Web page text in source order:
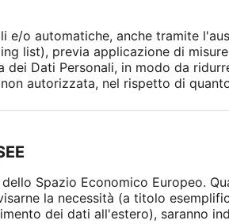
o automatiche, anche tramite
list), previa applicazione di
Dati Personali, in modo da
autorizzata, nel rispetto di
Spazio Economico Europeo.
la necessità (a titolo
dei dati all'estero), saranno